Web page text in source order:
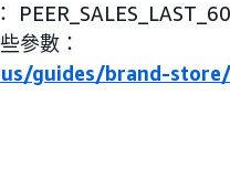
參數：
guides/brand-